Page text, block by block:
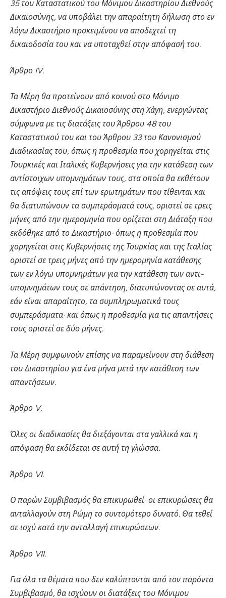
35 του Καταστατικού του Μόνιμου Δικαστηρίου Διεθνούς
Δικαιοσύνης, να υποβάλει την απαραίτητη δήλωση στο εν
λόγω Δικαστήριο προκειμένου να αποδεχτεί τη
δικαιοδοσία του και να υποταχθεί στην απόφασή του.
Άρθρο IV.
Τα Μέρη θα προτείνουν από κοινού στο Μόνιμο
Δικαστήριο Διεθνούς Δικαιοσύνης στη Χάγη, ενεργώντας
σύμφωνα με τις διατάξεις του Άρθρου 48 του
Καταστατικού του και του Άρθρου 33 του Κανονισμού
Διαδικασίας του, όπως η προθεσμία που χορηγείται στις
Τουρκικές και Ιταλικές Κυβερνήσεις για την κατάθεση των
αντίστοιχων υπομνημάτων τους, στα οποία θα εκθέτουν
τις απόψεις τους επί των ερωτημάτων που τίθενται και
θα διατυπώνουν τα συμπεράσματά τους, οριστεί σε τρεις
μήνες από την ημερομηνία που ορίζεται στη Διάταξη που
εκδόθηκε από το Δικαστήριο· όπως η προθεσμία που
χορηγείται στις Κυβερνήσεις της Τουρκίας και της Ιταλίας
οριστεί σε τρεις μήνες από την ημερομηνία κατάθεσης
των εν λόγω υπομνημάτων για την κατάθεση των αντι-
υπομνημάτων τους σε απάντηση, διατυπώνοντας σε αυτά,
εάν είναι απαραίτητο, τα συμπληρωματικά τους
συμπεράσματα· και όπως η προθεσμία για τις απαντήσεις
τους οριστεί σε δύο μήνες.
Τα Μέρη συμφωνούν επίσης να παραμείνουν στη διάθεση
του Δικαστηρίου για ένα μήνα μετά την κατάθεση των
απαντήσεων.
Άρθρο V.
Όλες οι διαδικασίες θα διεξάγονται στα γαλλικά και η
απόφαση θα εκδίδεται σε αυτή τη γλώσσα.
Άρθρο VI.
Ο παρών Συμβιβασμός θα επικυρωθεί· οι επικυρώσεις θα
ανταλλαγούν στη Ρώμη το συντομότερο δυνατό. Θα τεθεί
σε ισχύ κατά την ανταλλαγή επικυρώσεων.
Άρθρο VII.
Για όλα τα θέματα που δεν καλύπτονται από τον παρόντα
Συμβιβασμό, θα ισχύουν οι διατάξεις του Μόνιμου